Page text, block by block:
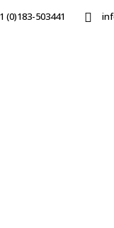
(0)183-503441